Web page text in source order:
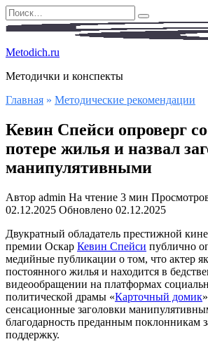
Перейти
к
Search
for:
Metodich.ru
Методички и конспекты
Главная » Методические рекомендации
Кевин Спейси опроверг
потере жилья и назвал
манипулятивными
Автор admin На чтение 3 мин
02.12.2025 Обновлено 02.12.2025
Двукратный обладатель престижной
премии Оскар Кевин Спейси публично
медийные публикации о том, что актер
постоянного жилья и находится в
видеообращении на платформах
политической драмы «Карточный домик
сенсационные заголовки
благодарность преданным поклонникам
поддержку.